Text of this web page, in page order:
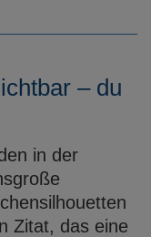
– du
in der
Zitat, das eine